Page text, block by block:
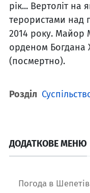
рік... Вертоліт на
терористами над
2014 року. Майор
орденом Богдана
(посмертно).
Розділ
ДОДАТКОВЕ МЕНЮ
Погода в